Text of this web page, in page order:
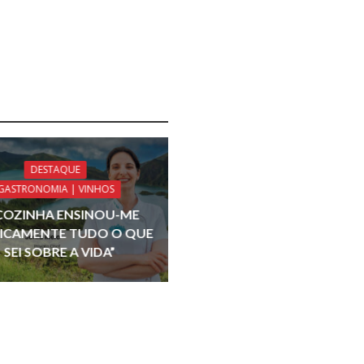
DESTAQUE
| VINHOS
ENSINOU-ME
TUDO O QUE
SEI SOBRE A VIDA”